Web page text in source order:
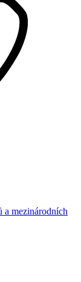
a mezinárodních